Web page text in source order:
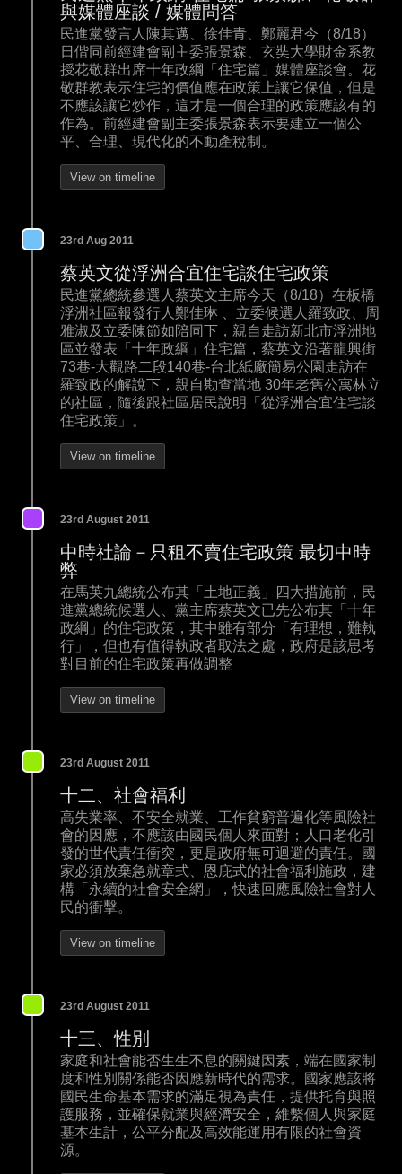
與媒體座談 / 媒體問答
民進黨發言人陳其邁、徐佳青、鄭麗君今（8/18）
日偕同前經建會副主委張景森、玄奘大學財金系教
授花敬群出席十年政綱「住宅篇」媒體座談會。花
敬群教表示住宅的價值應在政策上讓它保值，但是
不應該讓它炒作，這才是一個合理的政策應該有的
作為。前經建會副主委張景森表示要建立一個公
平、合理、現代化的不動產稅制。
View on timeline
23rd Aug 2011
蔡英文從浮洲合宜住宅談住宅政策
民進黨總統參選人蔡英文主席今天（8/18）在板橋
浮洲社區報發行人鄭佳琳 、立委候選人羅致政、周
雅淑及立委陳節如陪同下，親自走訪新北市浮洲地
區並發表「十年政綱」住宅篇，蔡英文沿著龍興街
73巷-大觀路二段140巷-台北紙廠簡易公園走訪在
羅致政的解說下，親自勘查當地 30年老舊公寓林立
的社區，隨後跟社區居民說明「從浮洲合宜住宅談
住宅政策」。
View on timeline
23rd August 2011
中時社論－只租不賣住宅政策 最切中時
弊
在馬英九總統公布其「土地正義」四大措施前，民
進黨總統候選人、黨主席蔡英文已先公布其「十年
政綱」的住宅政策，其中雖有部分「有理想，難執
行」，但也有值得執政者取法之處，政府是該思考
對目前的住宅政策再做調整
View on timeline
23rd August 2011
十二、社會福利
高失業率、不安全就業、工作貧窮普遍化等風險社
會的因應，不應該由國民個人來面對；人口老化引
發的世代責任衝突，更是政府無可迴避的責任。國
家必須放棄急就章式、恩庇式的社會福利施政，建
構「永續的社會安全網」，快速回應風險社會對人
民的衝擊。
View on timeline
23rd August 2011
十三、性別
家庭和社會能否生生不息的關鍵因素，端在國家制
度和性別關係能否因應新時代的需求。國家應該將
國民生命基本需求的滿足視為責任，提供托育與照
護服務，並確保就業與經濟安全，維繫個人與家庭
基本生計，公平分配及高效能運用有限的社會資
源。